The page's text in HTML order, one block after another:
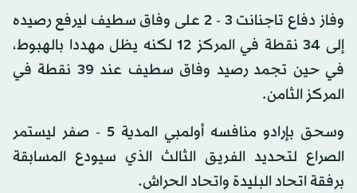
وفاز دفاع تاجنانت 3 - 2 على وفاق سطيف ليرفع رصيده
إلى 34 نقطة في المركز 12 لكنه يظل مهددا بالهبوط،
في حين تجمد رصيد وفاق سطيف عند 39 نقطة في
المركز الثامن.
وسحق بإرادو منافسه أولمبي المدية 5 - صفر ليستمر
الصراع لتحديد الفريق الثالث الذي سيودع المسابقة
برفقة اتحاد البليدة واتحاد الحراش.